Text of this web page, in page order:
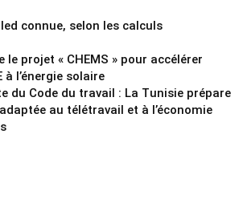
connue, selon les calculs
le projet « CHEMS » pour accélérer
à l’énergie solaire
du Code du travail : La Tunisie prépare
au télétravail et à l’économie